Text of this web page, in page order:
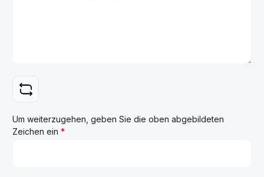
Um weiterzugehen, geben Sie die oben abgebildeten
Zeichen ein *